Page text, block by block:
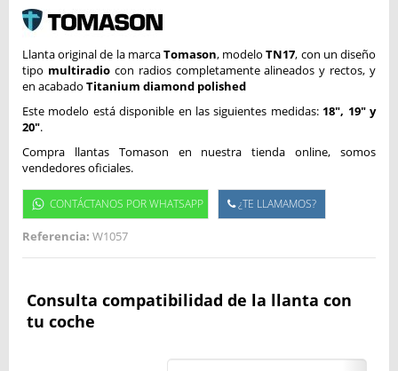
Llanta original de la marcaTomason, modeloTN17, con un diseño
tipo multiradio con radios completamente alineados y rectos, y
en acabado Titanium diamond polished
Este modelo está disponible en las siguientes medidas: 18", 19" y
20".
Compra llantas Tomason en nuestra tienda online, somos
vendedores oficiales.
CONTÁCTANOS POR WHATSAPP ¿TE LLAMAMOS?
Referencia: W1057
Consulta compatibilidad de la llanta con
tu coche